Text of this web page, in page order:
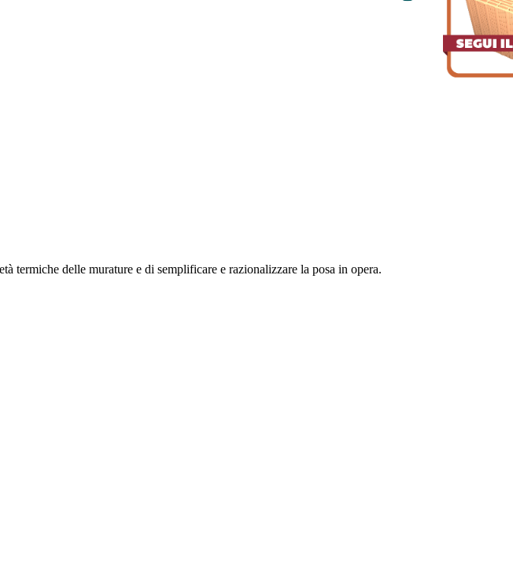
termiche delle murature e di semplificare e razionalizzare la posa in opera.